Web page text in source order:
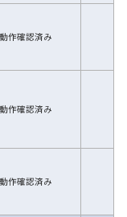
動作確認済み
動作確認済み
動作確認済み